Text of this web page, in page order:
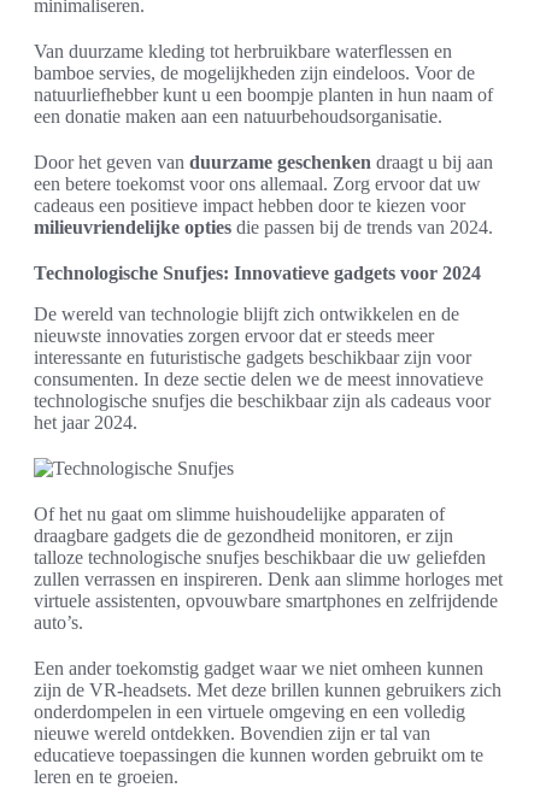
minimaliseren.
Van duurzame kleding tot herbruikbare waterflessen en
bamboe servies, de mogelijkheden zijn eindeloos. Voor de
natuurliefhebber kunt u een boompje planten in hun naam of
een donatie maken aan een natuurbehoudsorganisatie.
Door het geven van duurzame geschenken draagt u bij aan
een betere toekomst voor ons allemaal. Zorg ervoor dat uw
cadeaus een positieve impact hebben door te kiezen voor
milieuvriendelijke opties die passen bij de trends van 2024.
Technologische Snufjes: Innovatieve gadgets voor 2024
De wereld van technologie blijft zich ontwikkelen en de
nieuwste innovaties zorgen ervoor dat er steeds meer
interessante en futuristische gadgets beschikbaar zijn voor
consumenten. In deze sectie delen we de meest innovatieve
technologische snufjes die beschikbaar zijn als cadeaus voor
het jaar 2024.
Of het nu gaat om slimme huishoudelijke apparaten of
draagbare gadgets die de gezondheid monitoren, er zijn
talloze technologische snufjes beschikbaar die uw geliefden
zullen verrassen en inspireren. Denk aan slimme horloges met
virtuele assistenten, opvouwbare smartphones en zelfrijdende
auto’s.
Een ander toekomstig gadget waar we niet omheen kunnen
zijn de VR-headsets. Met deze brillen kunnen gebruikers zich
onderdompelen in een virtuele omgeving en een volledig
nieuwe wereld ontdekken. Bovendien zijn er tal van
educatieve toepassingen die kunnen worden gebruikt om te
leren en te groeien.